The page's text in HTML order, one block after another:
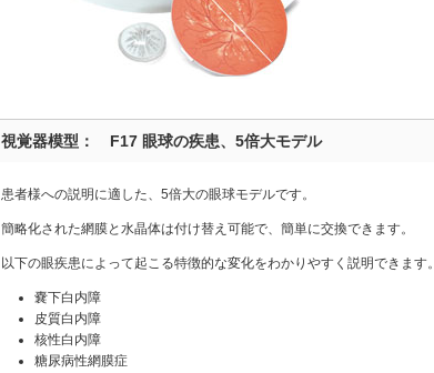
視覚器模型： F17 眼球の疾患、5倍大モデル
患者様への説明に適した、5倍大の眼球モデルです。
簡略化された網膜と水晶体は付け替え可能で、簡単に交換できます。
以下の眼疾患によって起こる特徴的な変化をわかりやすく説明できます。
嚢下白内障
皮質白内障
核性白内障
糖尿病性網膜症